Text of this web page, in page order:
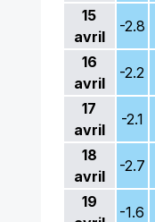
15
avril
-2.8
16
avril
-2.2
17
avril
-2.1
18
avril
-2.7
19
-1.6